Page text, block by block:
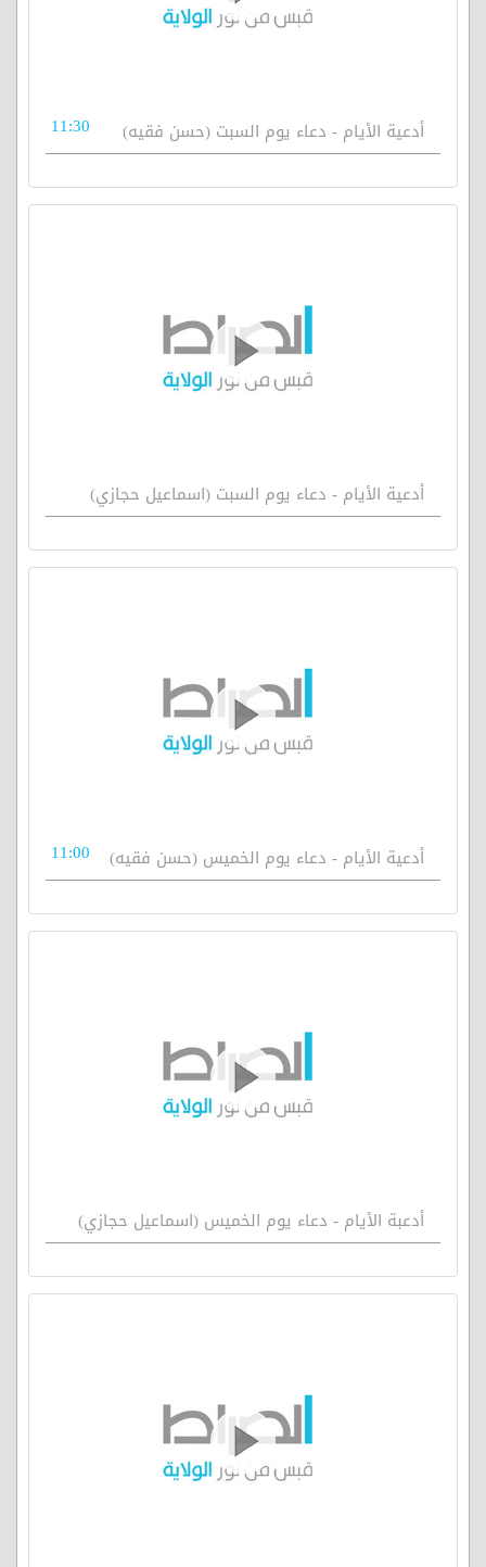
أدعية الأيام - دعاء يوم السبت (حسن فقيه) 11:30
أدعية الأيام - دعاء يوم السبت (اسماعيل حجازي)
أدعية الأيام - دعاء يوم الخميس (حسن فقيه) 11:00
أدعبة الأيام - دعاء يوم الخميس (اسماعيل حجازي)